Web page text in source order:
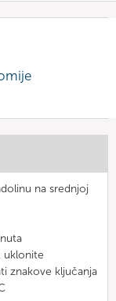
na srednjoj
uklonite
znakove ključanja